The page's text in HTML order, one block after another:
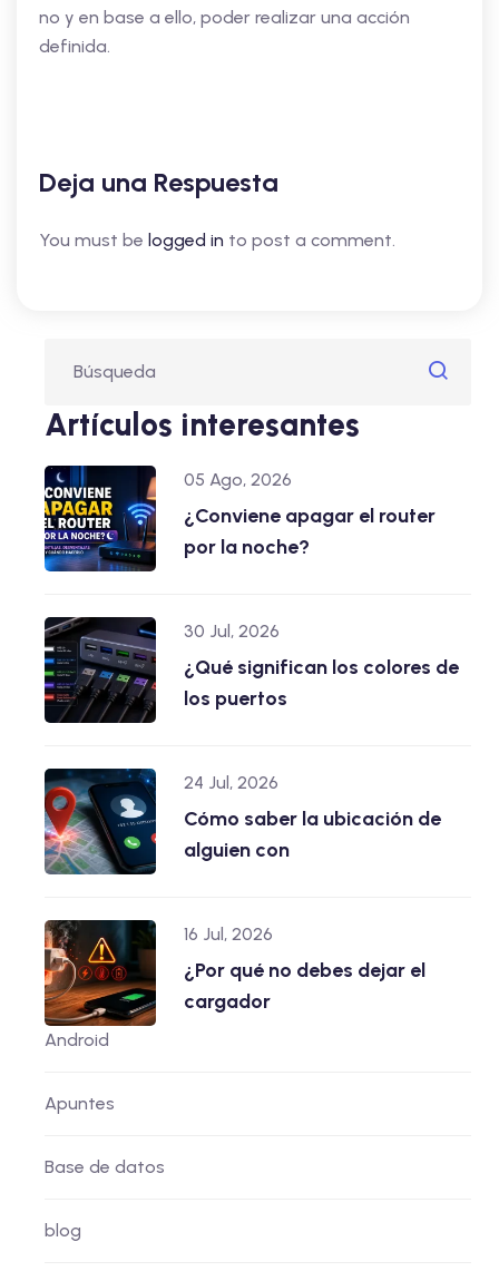
no y en base a ello, poder realizar una acción
definida.
Deja una Respuesta
You must be logged in to post a comment.
Artículos interesantes
05 Ago, 2026
¿Conviene apagar el router
por la noche?
30 Jul, 2026
¿Qué significan los colores de
los puertos
24 Jul, 2026
Cómo saber la ubicación de
alguien con
16 Jul, 2026
¿Por qué no debes dejar el
cargador
Android
Apuntes
Base de datos
blog